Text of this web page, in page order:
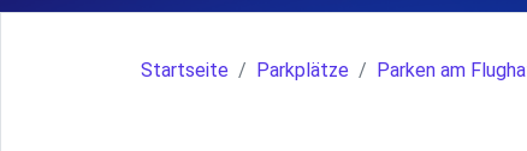
Startseite Parkplätze Parken am